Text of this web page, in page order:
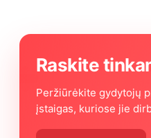
Raskite
Peržiūrėkite gydytojų
įstaigas, kuriose jie